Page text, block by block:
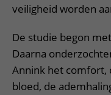
veiligheid worden
De studie begon
Daarna
Annink het comfort,
bloed, de